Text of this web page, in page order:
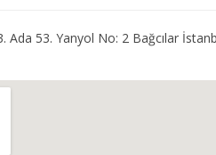
Ada 53. Yanyol No: 2 Bağcılar